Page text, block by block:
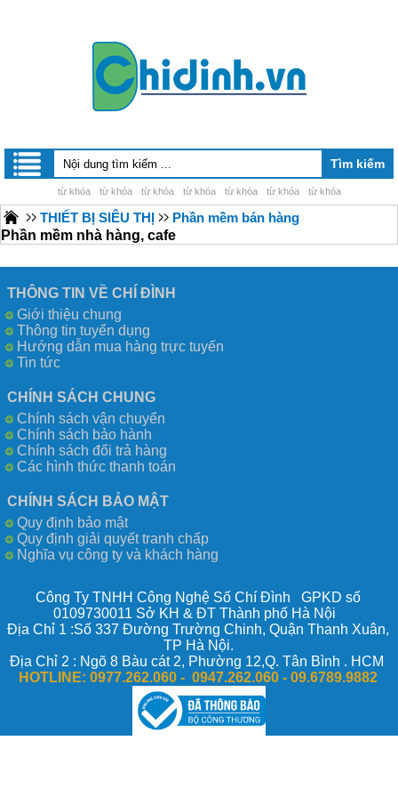
từ khóa từ khóa từ khóa từ khóa từ khóa từ khóa từ khóa
THIẾT BỊ SIÊU THỊ
Phần mềm bán hàng
Phần mềm nhà hàng, cafe
THÔNG TIN VỀ CHÍ ĐÌNH
Giới thiệu chung
Thông tin tuyển dụng
Hướng dẫn mua hàng trực tuyến
Tin tức
CHÍNH SÁCH CHUNG
Chính sách vận chuyển
Chính sách bảo hành
Chính sách đổi trả hàng
Các hình thức thanh toán
CHÍNH SÁCH BẢO MẬT
Quy định bảo mật
Quy định giải quyết tranh chấp
Nghĩa vụ công ty và khách hàng
Công Ty TNHH Công Nghệ Số Chí Đình GPKD số
0109730011 Sở KH & ĐT Thành phố Hà Nội
Địa Chỉ 1 :Số 337 Đường Trường Chinh, Quận Thanh Xuân,
TP Hà Nội.
Địa Chỉ 2 : Ngõ 8 Bàu cát 2, Phường 12,Q. Tân Bình . HCM
HOTLINE: 0977.262.060 - 0947.262.060 -09.6789.9882